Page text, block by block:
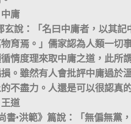
中庸
：「名曰中庸者，以其記
育焉。」儒家認為人類一切
情度理來取中庸之道，此所
。雖然有人會批評中庸過於
不盡力。人還是可以很認真
王道
•洪範》篇說：「無偏無黨